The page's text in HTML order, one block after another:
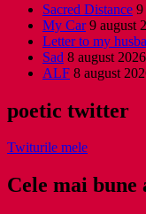
Sacred Distance 9
My Car 9 august
Letter to my
Sad 8 august 2026
ALF 8 august
poetic twitter
Twiturile mele
Cele mai